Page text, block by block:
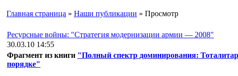
Главная страница » Наши публикации » Просмотр
Ресурсные войны: "Стратегия модернизации армии — 2008"
30.03.10 14:55
Фрагмент из книги "Полный спектр доминирования:
порядке"